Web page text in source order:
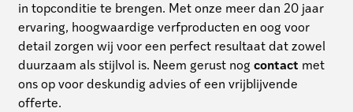
in topconditie te brengen. Met onze meer dan 20 jaar
ervaring, hoogwaardige verfproducten en oog voor
detail zorgen wij voor een perfect resultaat dat zowel
duurzaam als stijlvol is. Neem gerust nogcontact met
ons op voor deskundig advies of een vrijblijvende
offerte.